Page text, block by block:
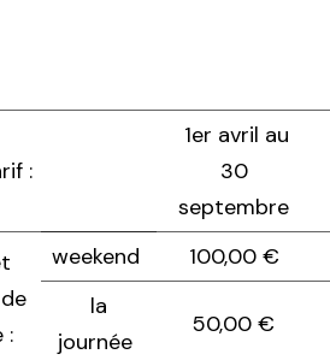
:
1er avril au
30
septembre
:
weekend 100,00 €
la
journée
50,00 €